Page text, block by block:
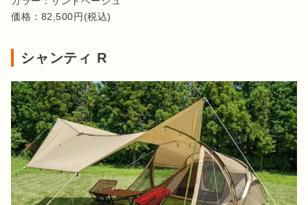
価格：82,500円(税込)
シャンティ R